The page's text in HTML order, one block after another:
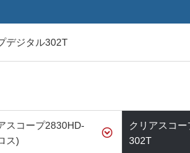
デジタル302T
スコープ2830HD-
ス)
クリアスコ
302T